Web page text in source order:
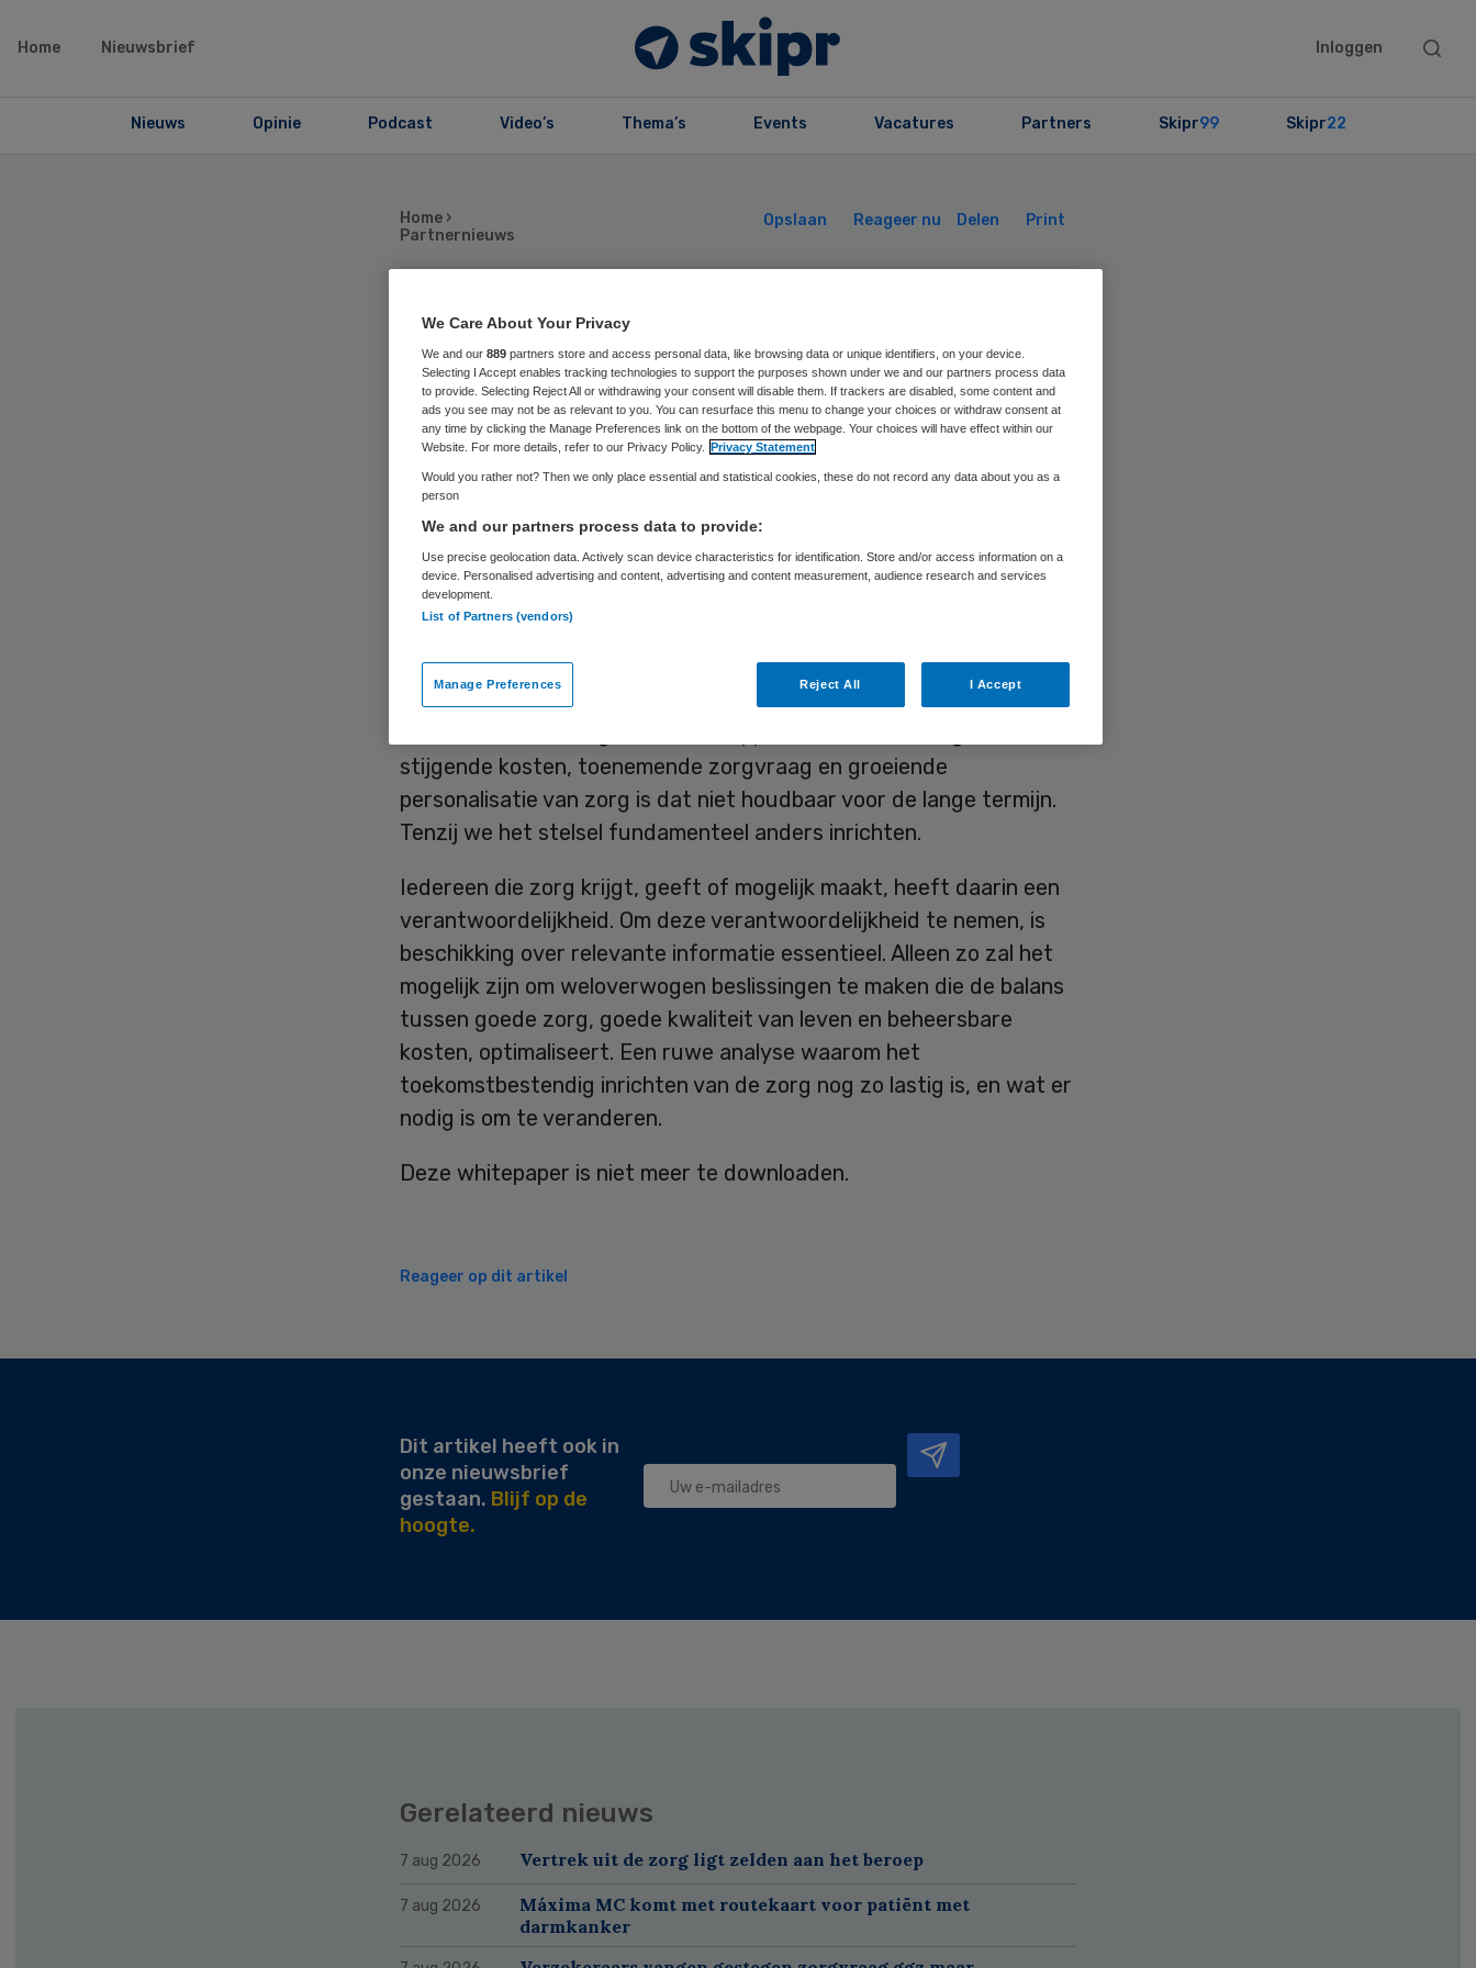
Home Nieuwsbrief Inloggen
Search
Nieuws Opinie Podcast Video’s Thema’s Events Vacatures Partners Skipr99 Skipr22
Home ›
Partnernieuws
Opslaan Reageer nu Delen Print
Toekomstbestendige
zorg vraagt om
fundamenteel andere
inrichting
stijgende kosten, toenemende zorgvraag en groeiende
personalisatie van zorg is dat niet houdbaar voor de lange termijn.
Tenzij we het stelsel fundamenteel anders inrichten.
Iedereen die zorg krijgt, geeft of mogelijk maakt, heeft daarin een
verantwoordelijkheid. Om deze verantwoordelijkheid te nemen, is
beschikking over relevante informatie essentieel. Alleen zo zal het
mogelijk zijn om weloverwogen beslissingen te maken die de balans
tussen goede zorg, goede kwaliteit van leven en beheersbare
kosten, optimaliseert. Een ruwe analyse waarom het
toekomstbestendig inrichten van de zorg nog zo lastig is, en wat er
nodig is om te veranderen.
Deze whitepaper is niet meer te downloaden.
Reageer op dit artikel
Dit artikel heeft ook in
onze nieuwsbrief
gestaan. Blijf op de
hoogte.
Gerelateerd nieuws
7 aug 2026 Vertrek uit de zorg ligt zelden aan het beroep
7 aug 2026
Máxima MC komt met routekaart voor patiënt met
darmkanker
We Care About Your Privacy
We and our 889 partners store and access personal data, like browsing data or unique identifiers, on your device.
Selecting I Accept enables tracking technologies to support the purposes shown under we and our partners process data
to provide. Selecting Reject All or withdrawing your consent will disable them. If trackers are disabled, some content and
ads you see may not be as relevant to you. You can resurface this menu to change your choices or withdraw consent at
any time by clicking the Manage Preferences link on the bottom of the webpage. Your choices will have effect within our
Website. For more details, refer to our Privacy Policy. Privacy Statement
Would you rather not? Then we only place essential and statistical cookies, these do not record any data about you as a
person
We and our partners process data to provide:
Use precise geolocation data. Actively scan device characteristics for identification. Store and/or access information on a
device. Personalised advertising and content, advertising and content measurement, audience research and services
development.
List of Partners (vendors)
Manage Preferences Reject All I Accept